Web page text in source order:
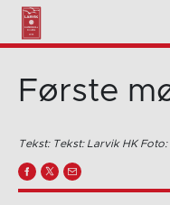
Første
Tekst: Tekst: Larvik HK